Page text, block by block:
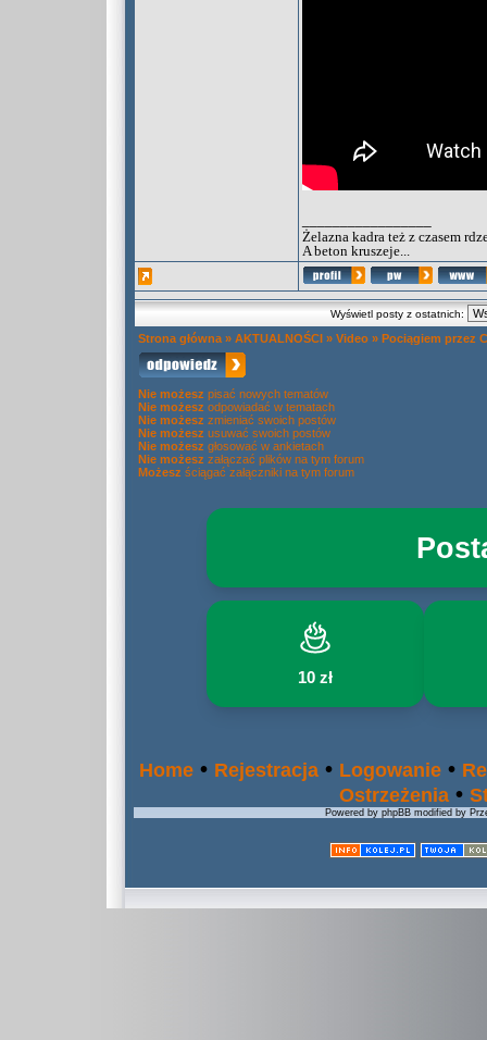
Żelazna kadra też z czasem
A beton kruszeje...
Wyświetl posty z ostatnich:
Strona główna » AKTUALNOŚCI » Video » Pociągiem przez
Nie możesz pisać nowych tematów
Nie możesz odpowiadać w tematach
Nie możesz zmieniać swoich postów
Nie możesz usuwać swoich postów
Nie możesz głosować w ankietach
Nie możesz załączać plików na tym forum
Możesz ściągać załączniki na tym forum
10 zł
Home • Rejestracja • Logowanie •
Ostrzeżenia •
Powered by phpBB modified by